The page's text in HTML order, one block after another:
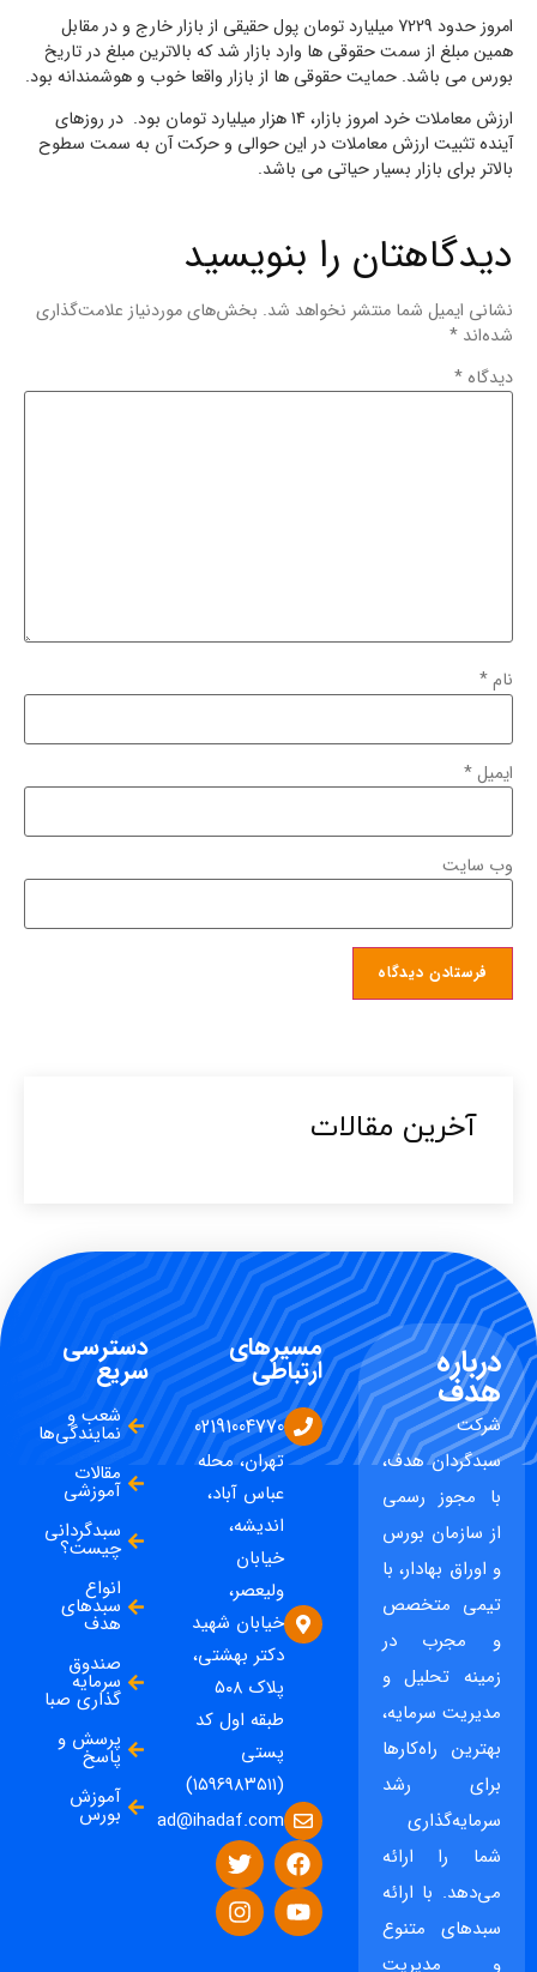
امروز حدود 7229 میلیارد تومان پول حقیقی از بازار خارج و در مقابل
همین مبلغ از سمت حقوقی ها وارد بازار شد که بالاترین مبلغ در تاریخ
بورس می باشد. حمایت حقوقی ها از بازار واقعا خوب و هوشمندانه بود.
ارزش معاملات خرد امروز بازار، 14 هزار میلیارد تومان بود. در روزهای
آینده تثبیت ارزش معاملات در این حوالی و حرکت آن به سمت سطوح
بالاتر برای بازار بسیار حیاتی می باشد.
دیدگاهتان را بنویسید
نشانی ایمیل شما منتشر نخواهد شد. بخش‌های موردنیاز علامت‌گذاری
شده‌اند *
دیدگاه *
نام*
ایمیل*
وب‌ سایت
آخرین مقالات​
درباره
هدف
شرکت
سبدگردان هدف،
با مجوز رسمی
از سازمان بورس
و اوراق بهادار، با
تیمی متخصص
و مجرب در
زمینه تحلیل و
مدیریت سرمایه،
بهترین راه‌کارها
برای رشد
سرمایه‌گذاری
شما را ارائه
می‌دهد. با ارائه
سبدهای متنوع
و مدیریت
مسیرهای
ارتباطی
02191004770
تهران، محله
عباس آباد،
اندیشه،
خیابان
ولیعصر،
خیابان شهید
دکتر بهشتی،
پلاک ۵۰۸
طبقه اول کد
پستی
(۱۵۹۶۹۸۳۵۱۱)
ad@ihadaf.com
دسترسی
سریع
شعب و
نمایندگی‌ها
مقالات
آموزشی
سبدگردانی
چیست؟
انواع
سبدهای
هدف
صندوق
سرمایه
گذاری صبا
پرسش و
پاسخ
آموزش
بورس